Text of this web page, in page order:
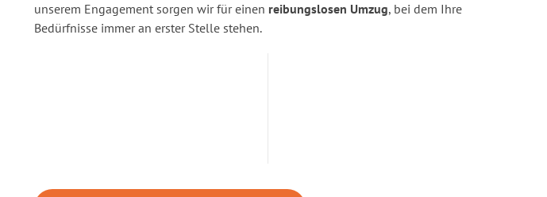
unserem Engagement sorgen wir für einen reibungslosen Umzug, bei dem Ihre
Bedürfnisse immer an erster Stelle stehen.